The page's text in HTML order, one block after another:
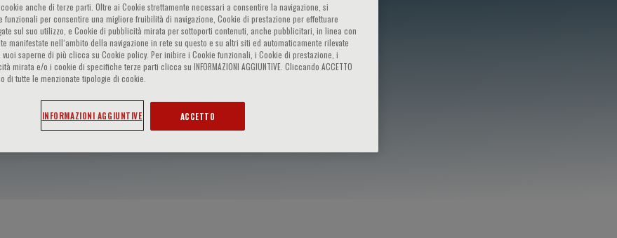
anche di terze parti. Oltre ai Cookie strettamente necessari a consentire la navigazione, si
funzionali per consentire una migliore fruibilità di navigazione, Cookie di prestazione per effettuare
sul suo utilizzo, e Cookie di pubblicità mirata per sottoporti contenuti, anche pubblicitari, in linea con
manifestate nell‘ambito della navigazione in rete su questo e su altri siti ed automaticamente rilevate
vuoi saperne di più clicca su Cookie policy. Per inibire i Cookie funzionali, i Cookie di prestazione, i
mirata e/o i cookie di specifiche terze parti clicca su INFORMAZIONI AGGIUNTIVE. Cliccando ACCETTO
di tutte le menzionate tipologie di cookie.
INFORMAZIONI AGGIUNTIVE ACCETTO